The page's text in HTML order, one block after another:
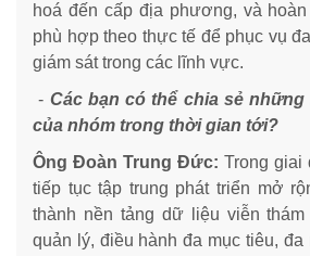
hoá đến cấp địa phương, và
phù hợp theo thực tế để phục vụ
giám sát trong các lĩnh vực.
- Các bạn có thể chia sẻ
của nhóm trong thời gian tới?
Ông Đoàn Trung Đức: Trong giai
tiếp tục tập trung phát triển mở
thành nền tảng dữ liệu viễn
quản lý, điều hành đa mục tiêu,